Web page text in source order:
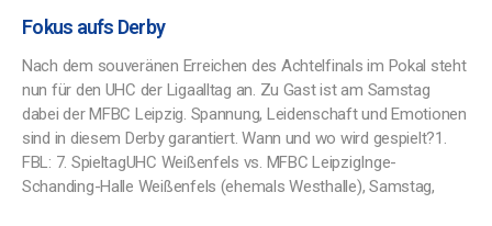
Fokus aufs Derby
Nach dem souveränen Erreichen des Achtelfinals im Pokal steht
nun für den UHC der Ligaalltag an. Zu Gast ist am Samstag
dabei der MFBC Leipzig. Spannung, Leidenschaft und Emotionen
sind in diesem Derby garantiert. Wann und wo wird gespielt?1.
FBL: 7. SpieltagUHC Weißenfels vs. MFBC LeipzigInge-
Schanding-Halle Weißenfels (ehemals Westhalle), Samstag,